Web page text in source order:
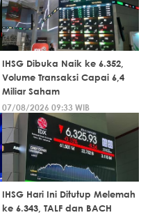
IHSG Dibuka Naik ke 6.352,
Volume Transaksi Capai 6,4
Miliar Saham
07/08/2026 09:33 WIB
IHSG Hari Ini Ditutup Melemah
ke 6.343, TALF dan BACH